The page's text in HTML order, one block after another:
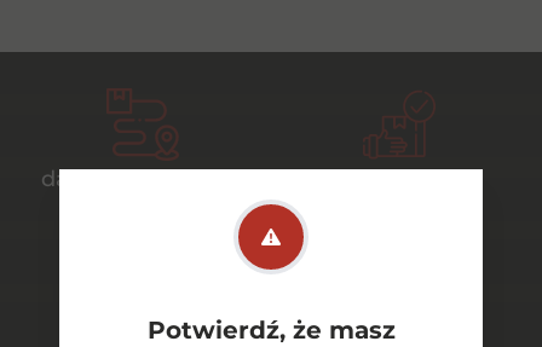
Potwierdź, że masz
darmowa dostawa